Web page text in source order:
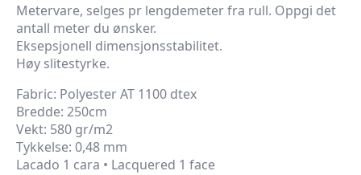
Metervare, selges pr lengdemeter fra rull. Oppgi det
antall meter du ønsker.
Eksepsjonell dimensjonsstabilitet.
Høy slitestyrke.
Fabric: Polyester AT 1100 dtex
Bredde: 250cm
Vekt: 580 gr/m2
Tykkelse: 0,48 mm
Lacado 1 cara • Lacquered 1 face